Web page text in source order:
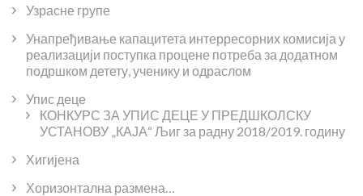
Узрасне групе
Унапређивање капацитета интерресорних комисија у
реализацији поступка процене потреба за додатном
подршком детету, ученику и одраслом
Упис деце
КОНКУРС ЗА УПИС ДЕЦЕ У ПРЕДШКОЛСКУ
УСТАНОВУ „КАЈА“ Љиг за радну 2018/2019. годину
Хигијена
Хоризонтална размена…